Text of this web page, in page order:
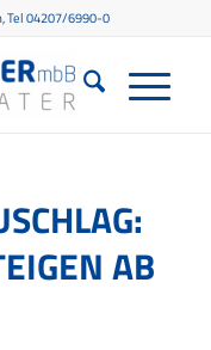
, Tel 04207/6990-0
AB